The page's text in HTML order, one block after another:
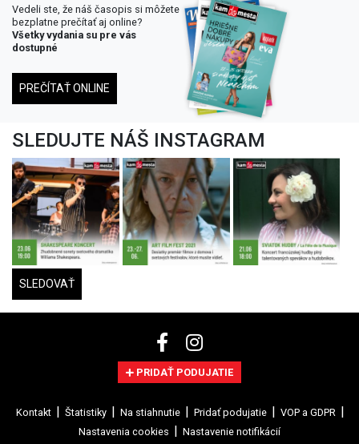
Vedeli ste, že náš časopis si môžete
bezplatne prečítať aj online?
Všetky vydania su pre vás
dostupné
PREČÍTAŤ ONLINE
SLEDUJTE NÁŠ INSTAGRAM
SLEDOVAŤ
PRIDAŤ PODUJATIE
Kontakt Štatistiky Na stiahnutie Pridať podujatie
VOP a GDPR
Nastavenia cookies
Nastavenie notifikácií